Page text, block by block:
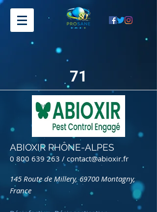
71
ABIOXIR RHÔNE-ALPES
0 800 639 263 / contact@abioxir.fr
145 Route de Millery, 69700 Montagny,
France